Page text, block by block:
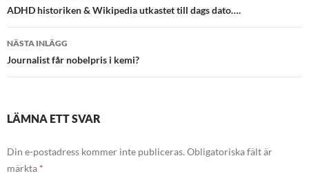
ADHD historiken & Wikipedia utkastet till dags dato….
NÄSTA INLÄGG
Journalist får nobelpris i kemi?
LÄMNA ETT SVAR
Din e-postadress kommer inte publiceras. Obligatoriska fält är
märkta *